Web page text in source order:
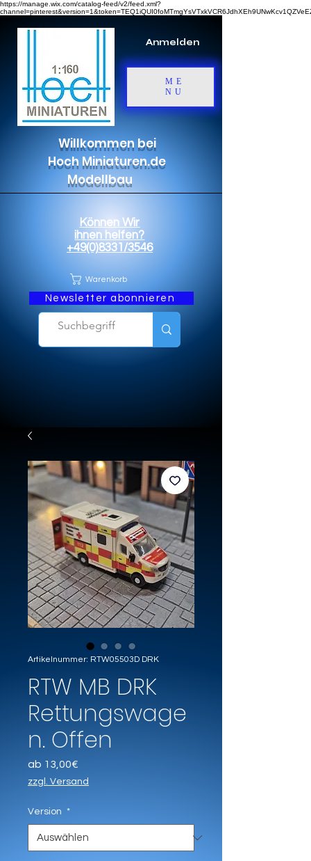
https://manage.wix.com/catalog-feed/v2/feed.xml?
Anmelden
ME
NU
Willkommen bei
Hoch Miniaturen.de
Modellbau
Können Wir
ihnen helfen?
+49(0)8331/3546
Warenkorb
Newsletter abonnieren
Artikelnummer: RTW05503D DRK
RTW MB DRK
Rettungswage
n. Offen
ab 13,00€
zzgl. Versand
Version *